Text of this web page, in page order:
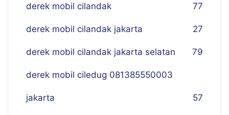
derek mobil cilandak 77
derek mobil cilandak jakarta 27
derek mobil cilandak jakarta selatan 79
derek mobil ciledug 081385550003
jakarta 57